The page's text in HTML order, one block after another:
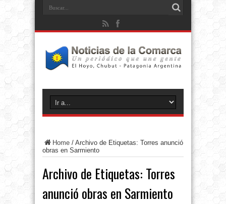
Home / Archivo de Etiquetas: Torres anunció
obras en Sarmiento
Archivo de Etiquetas: Torres
anunció obras en Sarmiento